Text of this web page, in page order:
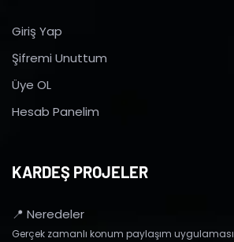
Giriş Yap
Şifremi Unuttum
Üye OL
Hesab Panelim
KARDEŞ PROJELER
📍 Neredeler
Gerçek zamanlı konum paylaşım uygulaması